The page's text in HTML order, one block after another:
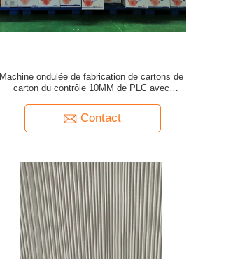
Machine ondulée de fabrication de cartons de
carton du contrôle 10MM de PLC avec
Contact